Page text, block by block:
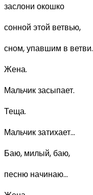
заслони окошко
сонной этой ветвью,
сном, упавшим в ветви.
Жена.
Мальчик засыпает.
Теща.
Мальчик затихает...
Баю, милый, баю,
песню начинаю...